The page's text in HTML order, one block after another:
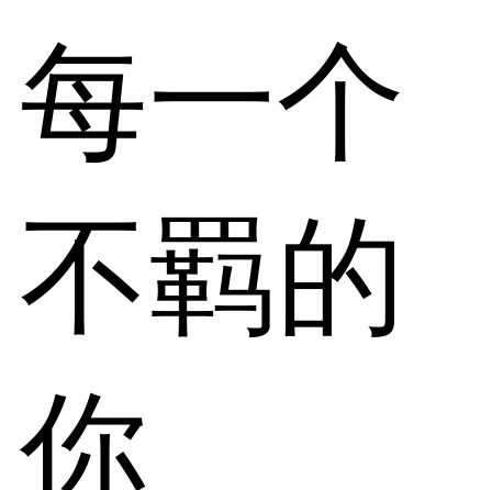
每一个
不羁的
你